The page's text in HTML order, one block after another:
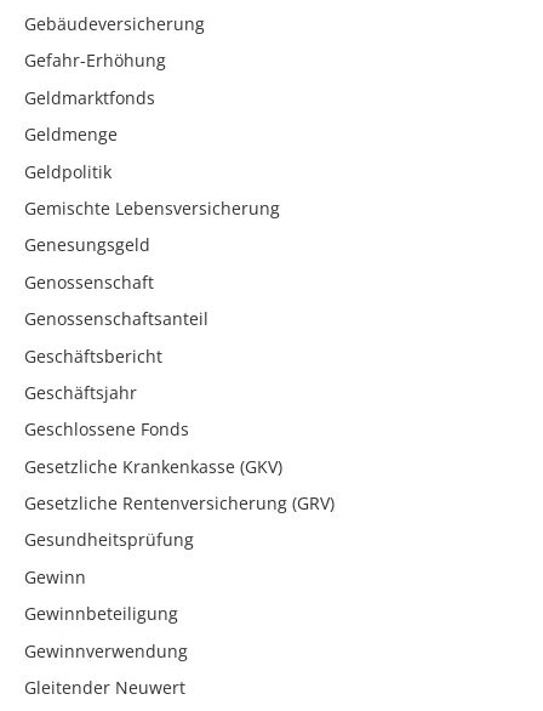
Gebäudeversicherung
Gefahr-Erhöhung
Geldmarktfonds
Geldmenge
Geldpolitik
Gemischte Lebensversicherung
Genesungsgeld
Genossenschaft
Genossenschaftsanteil
Geschäftsbericht
Geschäftsjahr
Geschlossene Fonds
Gesetzliche Krankenkasse (GKV)
Gesetzliche Rentenversicherung (GRV)
Gesundheitsprüfung
Gewinn
Gewinnbeteiligung
Gewinnverwendung
Gleitender Neuwert